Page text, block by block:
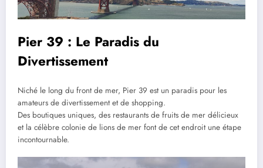
Pier 39 : Le Paradis du
Divertissement
Niché le long du front de mer, Pier 39 est un paradis pour les
amateurs de divertissement et de shopping.
Des boutiques uniques, des restaurants de fruits de mer délicieux
et la célèbre colonie de lions de mer font de cet endroit une étape
incontournable.